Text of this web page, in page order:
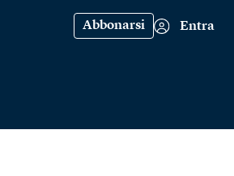
Abbonarsi Entra